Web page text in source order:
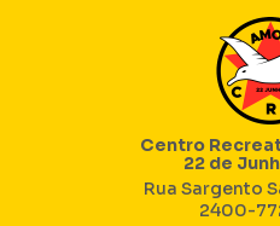
Centro
22 de
Rua Sargento
2400-